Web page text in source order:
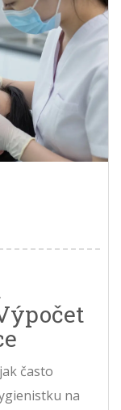
často
na